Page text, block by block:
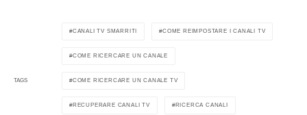
TAGS
CANALI TV SMARRITI COME REIMPOSTARE I CANALI TV
COME RICERCARE UN CANALE
COME RICERCARE UN CANALE TV
RECUPERARE CANALI TV RICERCA CANALI